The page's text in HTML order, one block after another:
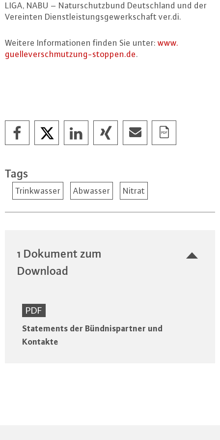
LIGA, NABU – Na­tur­schutz­bund Deutsch­land und der
Vereinten Dienst­leis­tungs­ge­werk­schaft ver.​di.
Weitere In­for­ma­tio­nen finden Sie unter: www.​
guelleverschmutzung-​stoppen.​de.
Tags
Trinkwasser Abwasser Nitrat
1 Dokument zum
Download
PDF
Statements der Bündnispartner und
Kontakte